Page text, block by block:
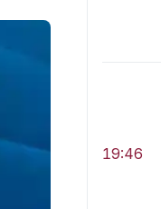
19:46